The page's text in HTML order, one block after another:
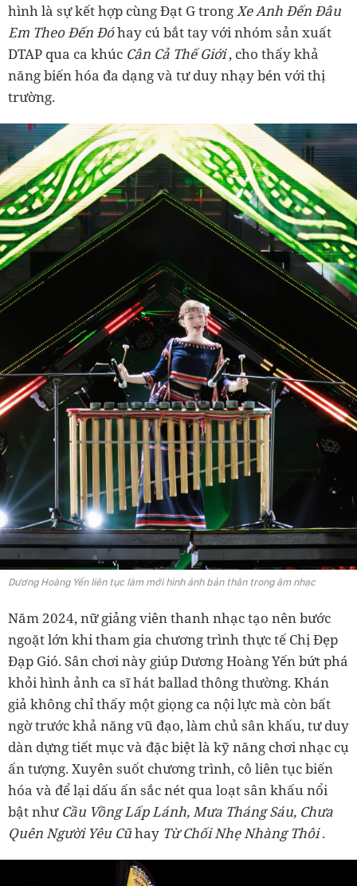
hình là sự kết hợp cùng Đạt G trongXe Anh Đến Đâu
Em Theo Đến Đóhay cú bắt tay với nhóm sản xuất
DTAP qua ca khúc Cân Cả Thế Giới, cho thấy khả
năng biến hóa đa dạng và tư duy nhạy bén với thị
trường.
Dương Hoàng Yến liên tục làm mới hình ảnh bản thân trong âm nhạc
Năm 2024, nữ giảng viên thanh nhạc tạo nên bước
ngoặt lớn khi tham gia chương trình thực tế Chị Đẹp
Đạp Gió. Sân chơi này giúp Dương Hoàng Yến bứt phá
khỏi hình ảnh ca sĩ hát ballad thông thường. Khán
giả không chỉ thấy một giọng ca nội lực mà còn bất
ngờ trước khả năng vũ đạo, làm chủ sân khấu, tư duy
dàn dựng tiết mục và đặc biệt là kỹ năng chơi nhạc cụ
ấn tượng. Xuyên suốt chương trình, cô liên tục biến
hóa và để lại dấu ấn sắc nét qua loạt sân khấu nổi
bật như Cầu Vồng Lấp Lánh, Mưa Tháng Sáu, Chưa
Quên Người Yêu Cũhay Từ Chối Nhẹ Nhàng Thôi.